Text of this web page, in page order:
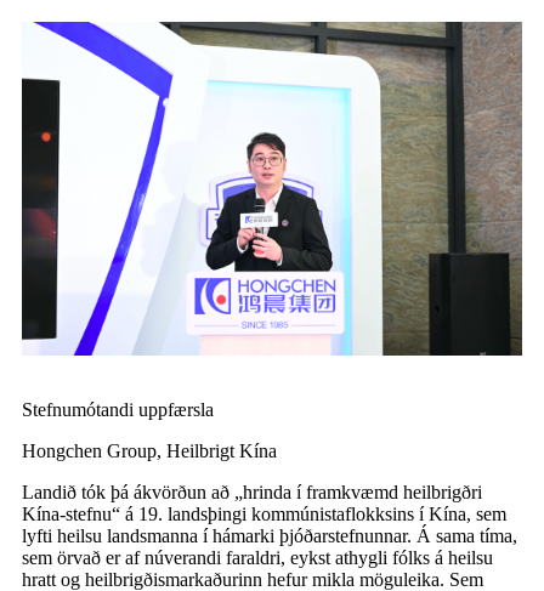
Stefnumótandi uppfærsla
Hongchen Group, Heilbrigt Kína
Landið tók þá ákvörðun að „hrinda í framkvæmd heilbrigðri
Kína-stefnu“ á 19. landsþingi kommúnistaflokksins í Kína, sem
lyfti heilsu landsmanna í hámarki þjóðarstefnunnar. Á sama tíma,
sem örvað er af núverandi faraldri, eykst athygli fólks á heilsu
hratt og heilbrigðismarkaðurinn hefur mikla möguleika. Sem